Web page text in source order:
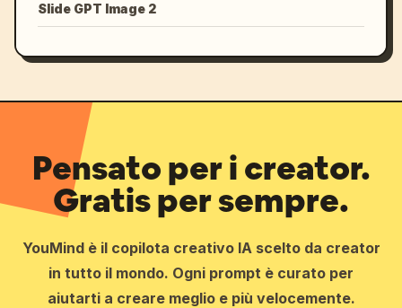
Slide GPT Image 2
Pensato per i creator.
Gratis per sempre.
YouMind è il copilota creativo IA scelto da creator
in tutto il mondo. Ogni prompt è curato per
aiutarti a creare meglio e più velocemente.